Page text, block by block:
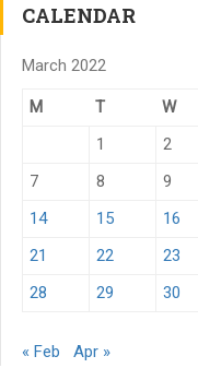
CALENDAR
March 2022
M T W
1
2
7
8 9
14
15 16
21
22 23
28
29 30
« Feb Apr »